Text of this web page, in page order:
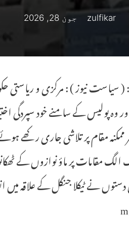
zulfikar جون 28, 2026
۔ 27 ۔ جون : ( سیاست نیوز ) : مرکزی
وہ پولیس کے سامنے خود
مقام پر تلاشی جاری رکھے